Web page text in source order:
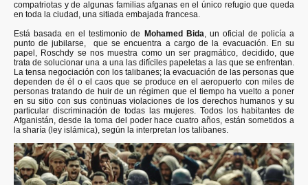
compatriotas y de algunas familias afganas en el único refugio que queda
en toda la ciudad, una sitiada embajada francesa.
Está basada en el testimonio de
Mohamed Bida, un oficial de policía a
punto de jubilarse, que se encuentra a cargo de la evacuación. En su
papel, Roschdy se nos muestra como un ser pragmático, decidido, que
trata de solucionar una a una las difíciles papeletas a las que se enfrentan.
La tensa negociación con los talibanes; la evacuación de las personas que
dependen de él o el caos que se produce en el aeropuerto con miles de
personas tratando de huir de un régimen que el tiempo ha vuelto a poner
en su sitio con sus continuas violaciones de los derechos humanos y su
particular discriminación de todas las mujeres. Todos los habitantes de
Afganistán, desde la toma del poder hace cuatro años, están sometidos a
la sharía (ley islámica), según la interpretan los talibanes.